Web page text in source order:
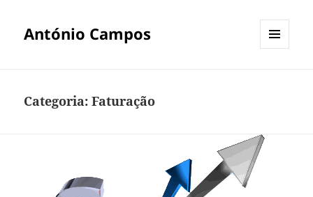
António Campos
Categoria:Faturação